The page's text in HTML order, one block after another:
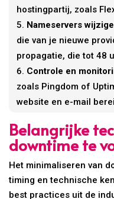
hostingpartij, zoals
Nameservers
die van je nieuwe
propagatie, die tot 48
Controle en
zoals Pingdom of
website en e-mail
Belangrijke
downtime te
Het minimaliseren van
timing en technische
best practices uit de